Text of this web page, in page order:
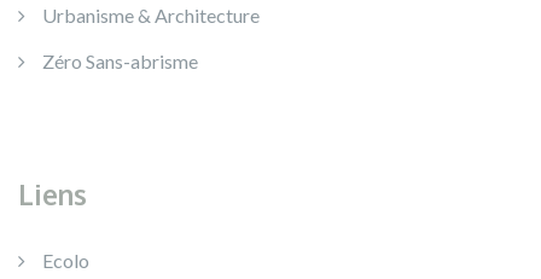
Urbanisme & Architecture
Zéro Sans-abrisme
Liens
Ecolo